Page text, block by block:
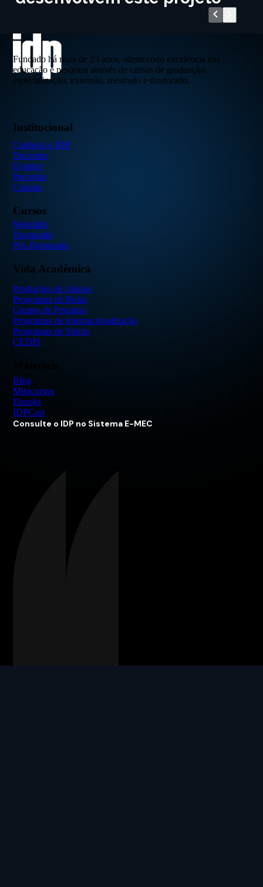
Fundado há mais de 25 anos, oferecendo excelência em
educação e pesquisa através de cursos de graduação,
especialização, extensão, mestrado e doutorado.
Institucional
Conheça o IDP
Docentes
Eventos
Parcerias
Contato
Cursos
Mestrado
Doutorado
Pós-Doutorado
Vida Acadêmica
Produções de Alunos
Programas de Bolsa
Grupos de Pesquisa
Programas de Internacionalização
Programas de Stricto
CEDIS
Blog
Minicursos
Ebooks
IDPCast
Consulte o IDP no Sistema E-MEC